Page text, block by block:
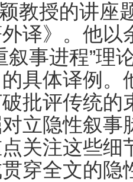
教授的讲座
译》。他以
叙事进程”理
具体译例。
批评传统的
立隐性叙事
关注这些细
穿全文的隐